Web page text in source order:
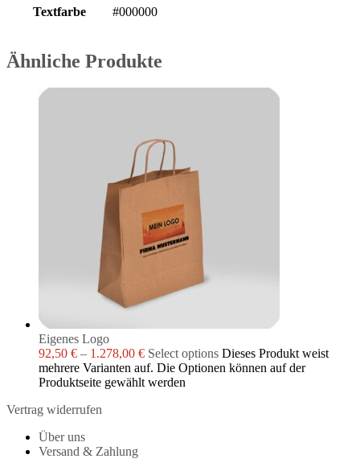
Textfarbe #000000
Ähnliche Produkte
Eigenes Logo
92,50 € – 1.278,00 € Select options Dieses Produkt weist
mehrere Varianten auf. Die Optionen können auf der
Produktseite gewählt werden
Vertrag widerrufen
Über uns
Versand & Zahlung